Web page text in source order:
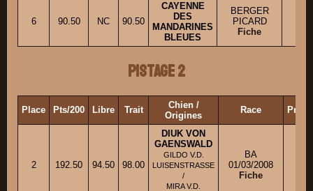
6 90.50 NC 90.50
CAYENNE
DES
MANDARINES
BLEUES
BERGER
PICARD
Fiche
Pistage 2
Place Pts/200 Libre Trait
Chien /
Origines
Race
2 192.50 94.50 98.00
DIUK VON
GAENSWALD
GILDO V.D.
LUISENSTRASSE
/
MIRA V.D.
BA
01/03/2008
Fiche